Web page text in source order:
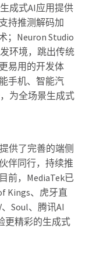
成式AI应用提供
持推测解码加
；Neuron Studio
环境，跳出传统
易用的开发体
手机、智能汽
为全场景生成式
供了完善的端侧
伴同行，持续推
前，MediaTek已
Kings、虎牙直
Soul、腾讯AI
更精彩的生成式